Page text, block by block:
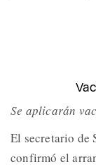
Se aplicarán
El secretario de
confirmó el